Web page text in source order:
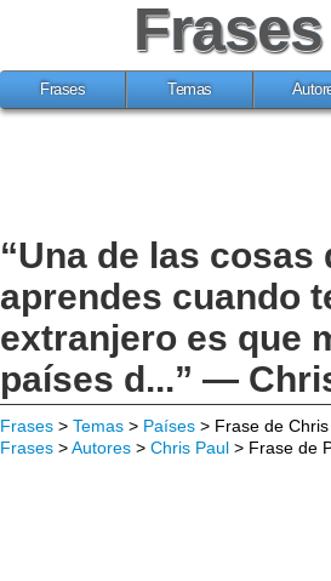
Frases
Frases Temas
“Una de las cosas
aprendes cuando
extranjero es que
países d...” —
Frases > Temas > Países > Frase de
Frases >Autores > Chris Paul > Frase de